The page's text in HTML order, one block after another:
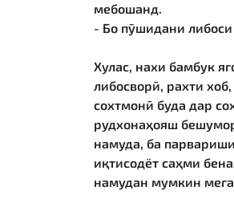
мебошанд.
- Бо пӯшидани
Хулас, нахи бамбук
либосворӣ, рахти
сохтмонӣ буда дар
рудхонаҳояш
намуда, ба
иқтисодёт саҳми
намудан мумкин